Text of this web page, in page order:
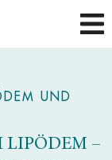
UND
LIPÖDEM –